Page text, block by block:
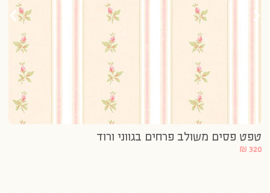
טפט פסים משולב פרחים בגווני ורוד
₪ 320